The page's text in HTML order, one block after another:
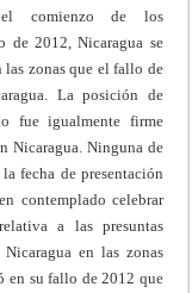
el comienzo de los
de 2012, Nicaragua se
zonas que el fallo de
La posición de
fue igualmente firme
Nicaragua. Ninguna de
fecha de presentación
contemplado celebrar
a las presuntas
en las zonas
en su fallo de 2012 que